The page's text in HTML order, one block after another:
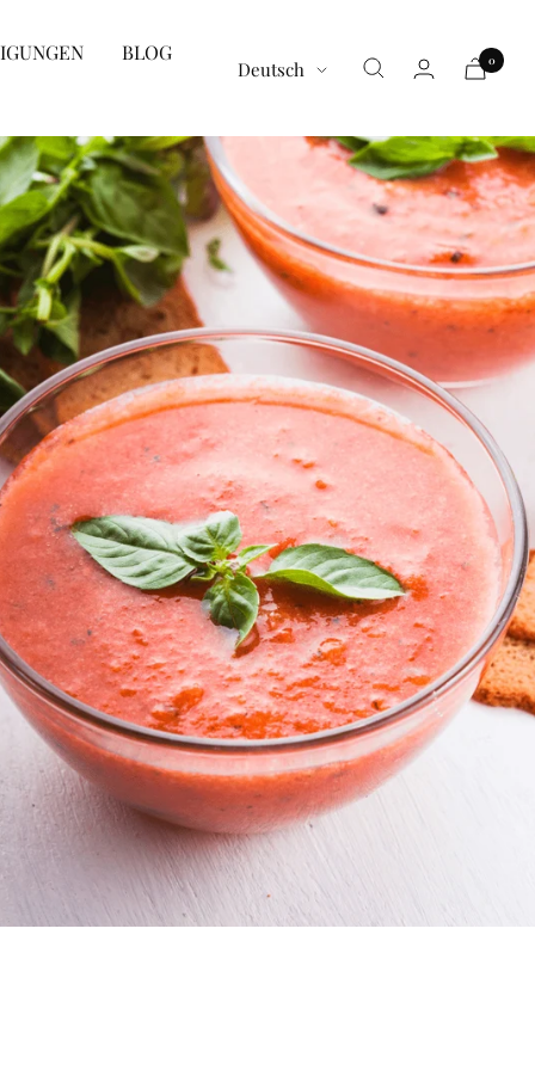
BLOG
Sprache
Deutsch 0